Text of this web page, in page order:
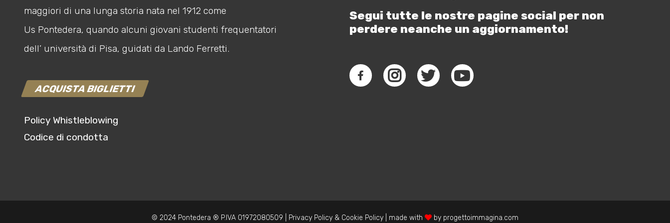
maggiori di una lunga storia nata nel 1912 come
Us Pontedera, quando alcuni giovani studenti frequentatori
dell’ università di Pisa, guidati da Lando Ferretti.
ACQUISTA BIGLIETTI
Policy Whistleblowing
Codice di condotta
Segui tutte le nostre pagine social per non
perdere neanche un aggiornamento!
© 2024 Pontedera ® P.IVA 01972080509 | Privacy Policy & Cookie Policy | made with by progettoimmagina.com